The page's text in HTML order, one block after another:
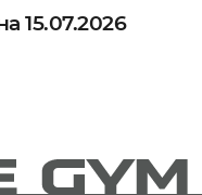
15.07.2026